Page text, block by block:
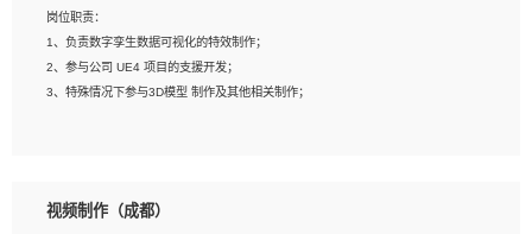
4、有良好的沟通能力和团队合作意识；
5、开发过 HoloLens 程序者优先。
岗位职责：
1、负责数字孪生数据可视化的特效制作；
2、参与公司 UE4 项目的支援开发；
3、特殊情况下参与3D模型 制作及其他相关制作；
上；
视频制作（成都）